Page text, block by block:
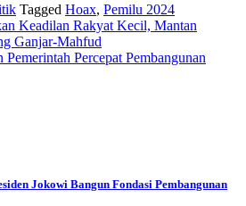
Tagged Hoax, Pemilu 2024
Keadilan Rakyat Kecil, Mantan
Ganjar-Mahfud
Percepat Pembangunan
Jokowi Bangun Fondasi Pembangunan